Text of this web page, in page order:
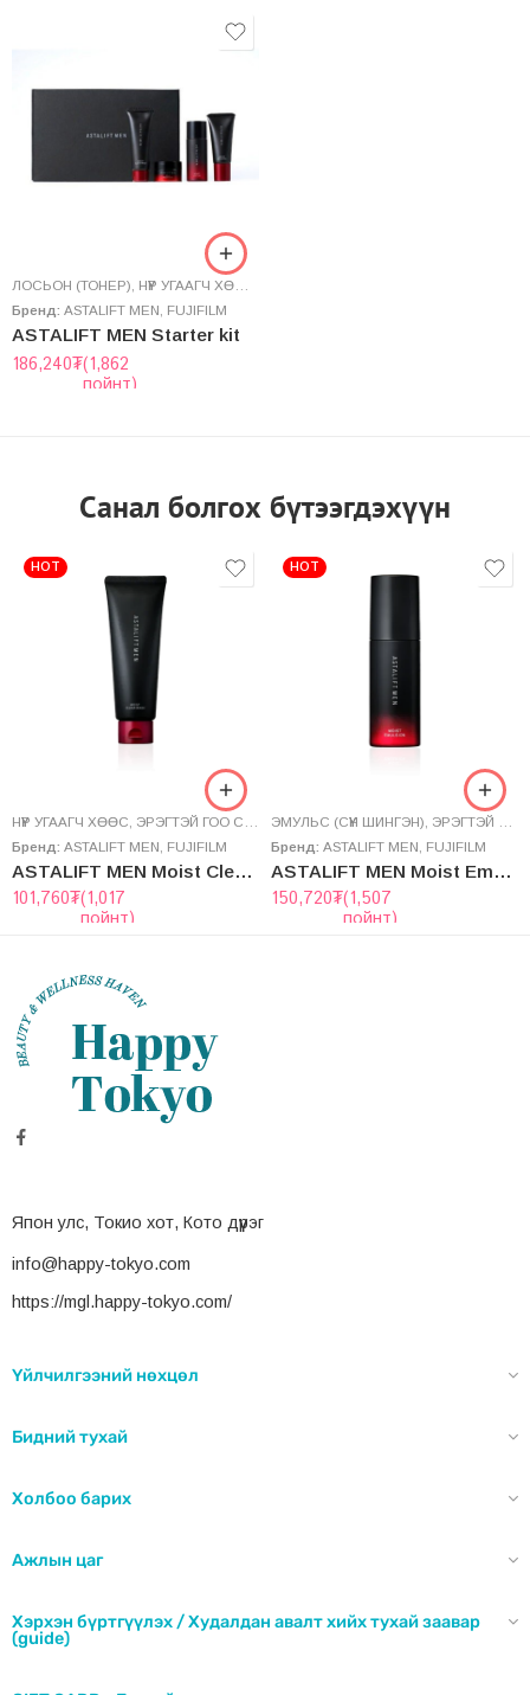
ЛОСЬОН (ТОНЕР) НҮҮР УГААГЧ ХӨӨС
Бренд: ASTALIFT MEN FUJIFILM
ASTALIFT MEN Starter kit
186,240₮(1,862
пойнт)
Санал болгох бүтээгдэхүүн
HOT
НҮҮР УГААГЧ ХӨӨС
ЭРЭГТЭЙ ГОО САЙХАН
Бренд: ASTALIFT MEN FUJIFILM
ASTALIFT MEN Moist Clear Wash
101,760₮(1,017
пойнт)
HOT
ЭМУЛЬС (СҮҮН ШИНГЭН)
ЭРЭГТЭЙ ГОО САЙХАН
Бренд: ASTALIFT MEN FUJIFILM
ASTALIFT MEN Moist Emulsion
150,720₮(1,507
пойнт)
Япон улс, Токио хот, Кото дүүрэг
info@happy-tokyo.com
https://mgl.happy-tokyo.com/
Үйлчилгээний нөхцөл
Бидний тухай
Холбоо барих
Ажлын цаг
Хэрхэн бүртгүүлэх / Худалдан авалт хийх тухай заавар
(guide)